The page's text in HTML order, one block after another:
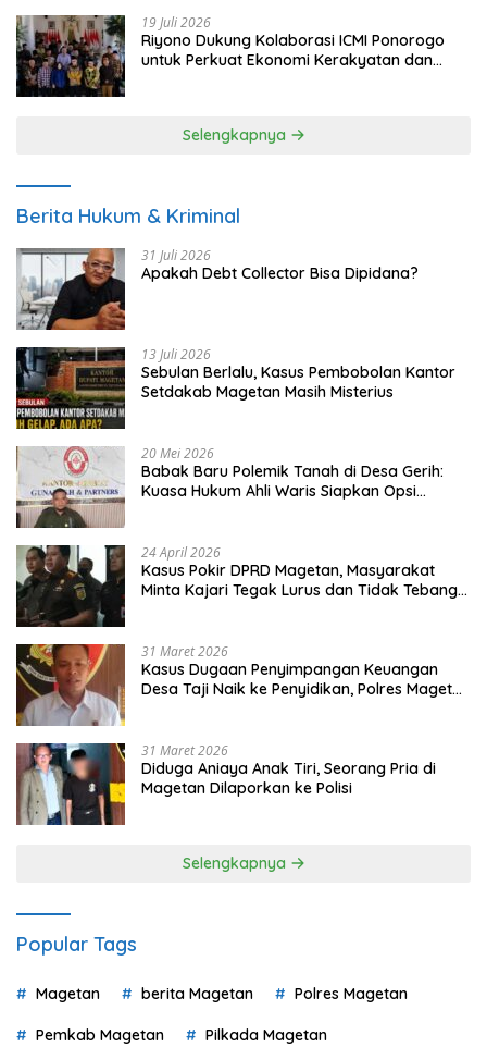
19 Juli 2026
Riyono Dukung Kolaborasi ICMI Ponorogo
untuk Perkuat Ekonomi Kerakyatan dan
Selengkapnya
Berita Hukum & Kriminal
31 Juli 2026
Apakah Debt Collector Bisa Dipidana?
13 Juli 2026
Sebulan Berlalu, Kasus Pembobolan Kantor
Setdakab Magetan Masih Misterius
20 Mei 2026
Babak Baru Polemik Tanah di Desa Gerih:
Kuasa Hukum Ahli Waris Siapkan Opsi
24 April 2026
Kasus Pokir DPRD Magetan, Masyarakat
Minta Kajari Tegak Lurus dan Tidak Tebang
31 Maret 2026
Kasus Dugaan Penyimpangan Keuangan
Desa Taji Naik ke Penyidikan, Polres Magetan
31 Maret 2026
Diduga Aniaya Anak Tiri, Seorang Pria di
Magetan Dilaporkan ke Polisi
Selengkapnya
Popular Tags
Magetan berita Magetan Polres Magetan
Pemkab Magetan Pilkada Magetan